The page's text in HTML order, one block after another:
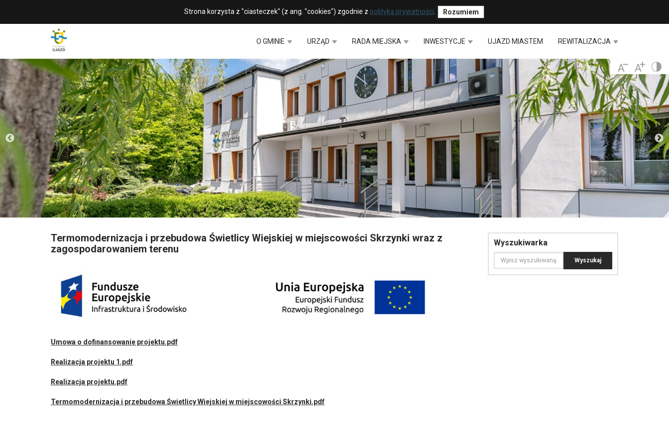
Strona korzysta z "ciasteczek" (z ang. "cookies") zgodnie z polityką prywatności Rozumiem
O GMINIE URZĄD RADA MIEJSKA INWESTYCJE UJAZD MIASTEM REWITALIZACJA
Termomodernizacja i przebudowa Świetlicy Wiejskiej w miejscowości Skrzynki wraz z
zagospodarowaniem terenu
Umowa o dofinansowanie projektu.pdf
Realizacja projektu 1.pdf
Realizacja projektu.pdf
Termomodernizacja i przebudowa Świetlicy Wiejskiej w miejscowości Skrzynki.pdf
Wyszukiwarka